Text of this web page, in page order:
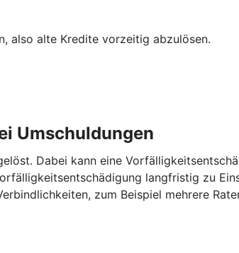
also alte Kredite vorzeitig abzulösen.
Umschuldungen
Dabei kann eine
langfristig zu
zum Beispiel mehrere